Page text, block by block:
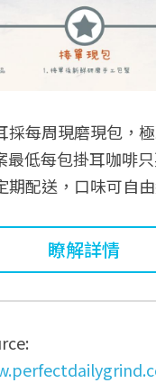
採每周現磨現包，
最低每包掛耳咖啡
期配送，口味可自
瞭解詳情